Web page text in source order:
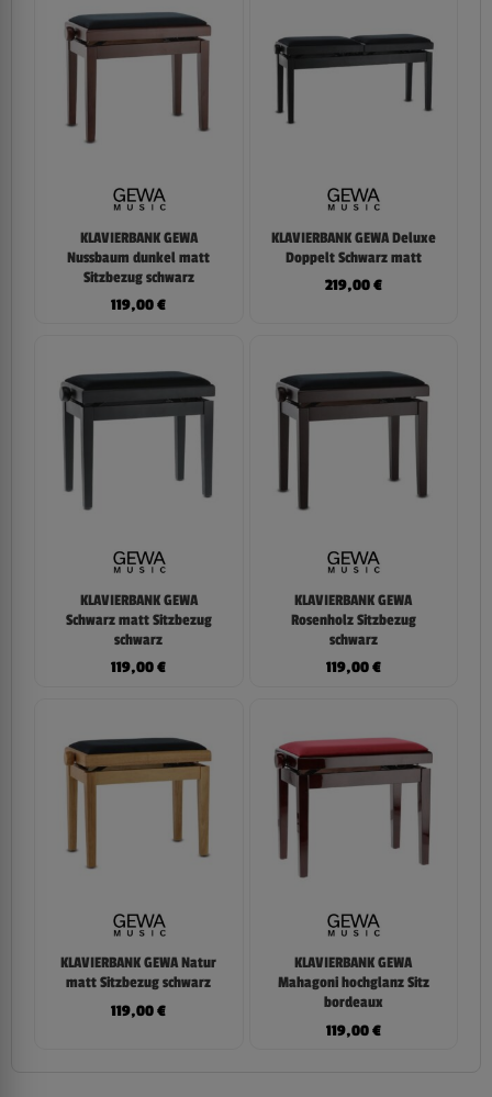
KLAVIERBANK GEWA
Nussbaum dunkel matt
Sitzbezug schwarz
119,00€
KLAVIERBANK GEWA Deluxe
Doppelt Schwarz matt
219,00€
KLAVIERBANK GEWA
Schwarz matt Sitzbezug
schwarz
119,00€
KLAVIERBANK GEWA
Rosenholz Sitzbezug
schwarz
119,00€
KLAVIERBANK GEWA Natur
matt Sitzbezug schwarz
119,00€
KLAVIERBANK GEWA
Mahagoni hochglanz Sitz
bordeaux
119,00€